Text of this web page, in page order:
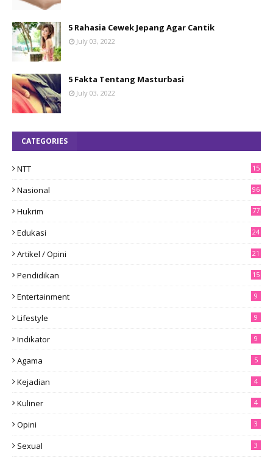
5 Rahasia Cewek Jepang Agar Cantik
July 03, 2022
5 Fakta Tentang Masturbasi
July 03, 2022
CATEGORIES
NTT
15
Nasional 96
Hukrim 77
Edukasi 24
Artikel / Opini 21
Pendidikan 15
Entertainment 9
Lifestyle 9
Indikator 9
Agama 5
Kejadian 4
Kuliner 4
Opini 3
Sexual 3